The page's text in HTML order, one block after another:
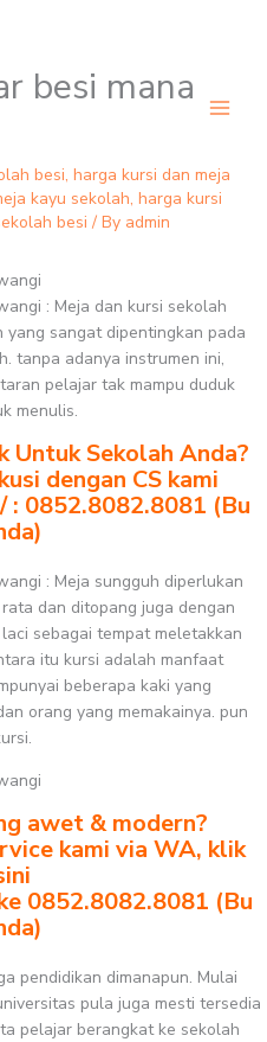
besi mana
besi, harga kursi dan meja
kayu sekolah, harga kursi
besi / By admin
: Meja dan kursi sekolah
sangat dipentingkan pada
tanpa adanya instrumen ini,
pelajar tak mampu duduk
menulis.
Untuk Sekolah Anda?
dengan CS kami
: 0852.8082.8081 (Bu
: Meja sungguh diperlukan
dan ditopang juga dengan
sebagai tempat meletakkan
itu kursi adalah manfaat
beberapa kaki yang
orang yang memakainya. pun
awet & modern?
kami via WA, klik
0852.8082.8081 (Bu
pendidikan dimanapun. Mulai
pula juga mesti tersedia
pelajar berangkat ke sekolah